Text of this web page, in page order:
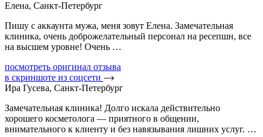
Елена, Санкт-Петербург
Пишу с аккаунта мужа, меня зовут Елена. Замечательная
клиника, очень доброжелательный персонал на ресепшн, все
на высшем уровне! Очень …
посмотреть оригинал отзыва
в скриншоте из соцсети
Ира Гусева, Санкт-Петербург
Замечательная клиника! Долго искала действительно
хорошего косметолога — приятного в общении,
внимательного к клиенту и без навязывания лишних услуг. …